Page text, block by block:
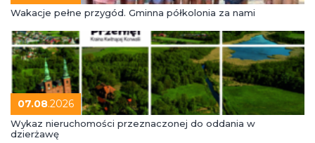
Wakacje pełne przygód. Gminna półkolonia za nami
07.08.2026
Wykaz nieruchomości przeznaczonej do oddania w
dzierżawę